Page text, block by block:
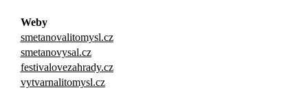
Weby
smetanovalitomysl.cz
smetanovysal.cz
festivalovezahrady.cz
vytvarnalitomysl.cz